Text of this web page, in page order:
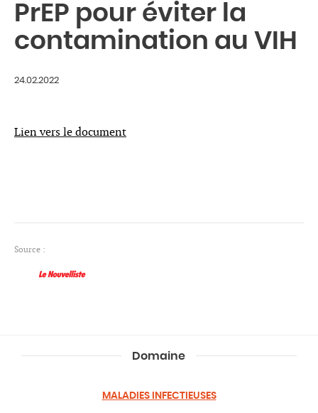
PrEP pour éviter la
contamination au VIH
24.02.2022
Lien vers le document
Source :
Domaine
MALADIES INFECTIEUSES